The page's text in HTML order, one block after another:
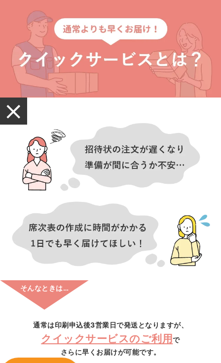
そんなときは…
通常は印刷申込後3営業日で発送となりますが、
クイックサービスのご利用で
さらに早くお届けが可能です。